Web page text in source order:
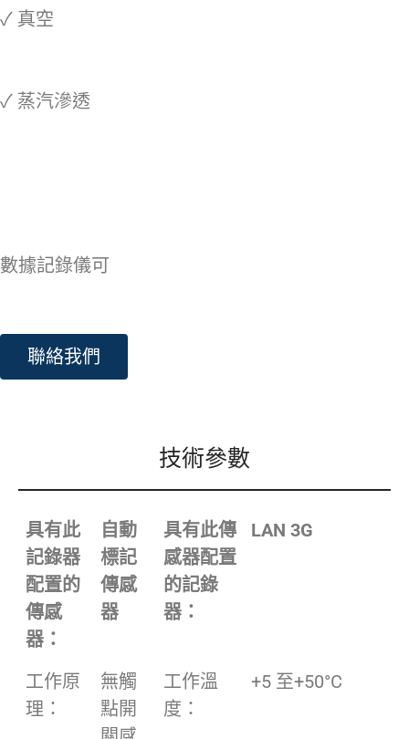
✓ 真空
✓ 蒸汽滲透
數據記錄儀可
聯絡我們
技術參數
具有此
記錄器
配置的
傳感
器：
自動
標記
傳感
器
具有此傳
感器配置
的記錄
器：
LAN 3G
工作原
理：
無觸
點開
工作溫
度：
+5 至+50°C